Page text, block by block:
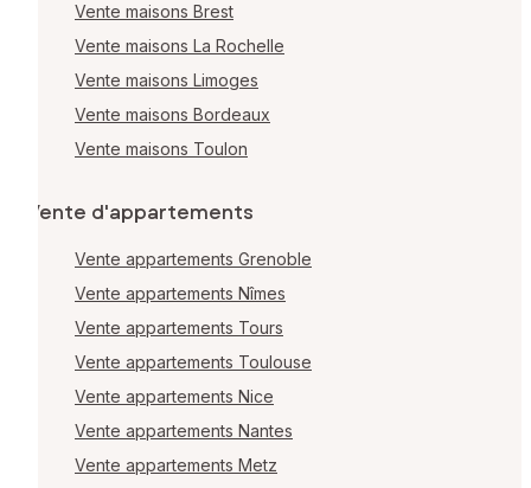
Vente maisons Brest
Vente maisons La Rochelle
Vente maisons Limoges
Vente maisons Bordeaux
Vente maisons Toulon
Vente d'appartements
Vente appartements Grenoble
Vente appartements Nîmes
Vente appartements Tours
Vente appartements Toulouse
Vente appartements Nice
Vente appartements Nantes
Vente appartements Metz